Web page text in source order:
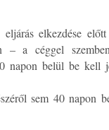
elkezdése
– a céggel
napon belül be kell
sem 40 napon